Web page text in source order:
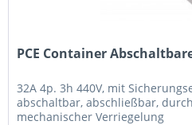
PCE Container
32A 4p. 3h 440V, mit
abschaltbar, abschließbar,
mechanischer Verriegelung